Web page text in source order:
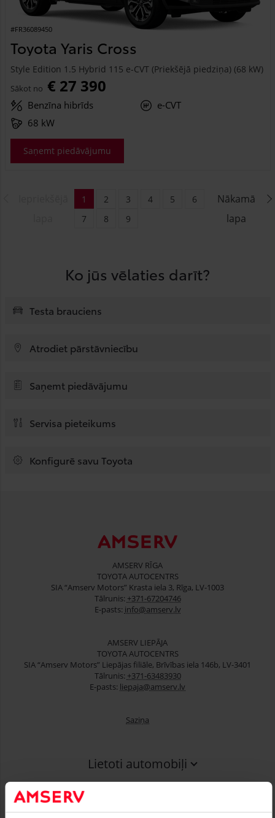
#FR36089450
Toyota Yaris Cross
Style Edition 1.5 Hybrid 115 e-CVT (Priekšējā piedziņa) (68 kW)
Sākot no € 27 390
Benzīna hibrīds
e-CVT
68 kW
Saņemt piedāvājumu
Nākamā
lapa
1 2 3 4 5
6
7
8 9
Ko jūs vēlaties darīt?
Testa brauciens
Atrodiet pārstāvniecību
Saņemt piedāvājumu
Servisa pieteikums
Konfigurē savu Toyota
AMSERV RĪGA
TOYOTA AUTOCENTRS
SIA “Amserv Motors” Krasta iela 3, Rīga, LV-1003
Tālrunis: +371-67204746
E-pasts: info@amserv.lv
AMSERV LIEPĀJA
TOYOTA AUTOCENTRS
SIA “Amserv Motors” Liepājas filiāle, Brīvības iela 146b, LV-3401
Tālrunis: +371-63483930
E-pasts: liepaja@amserv.lv
Saziņa
Lietoti automobiļi
Serviss